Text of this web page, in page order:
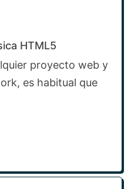
HTML5
proyecto web y
es habitual que